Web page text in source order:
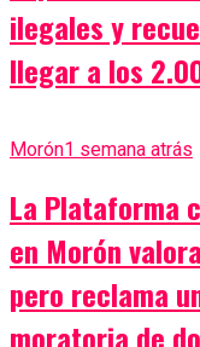
ilegales y
llegar a los
Morón1 semana atrás
La Plataforma
en Morón
pero reclama
moratoria de